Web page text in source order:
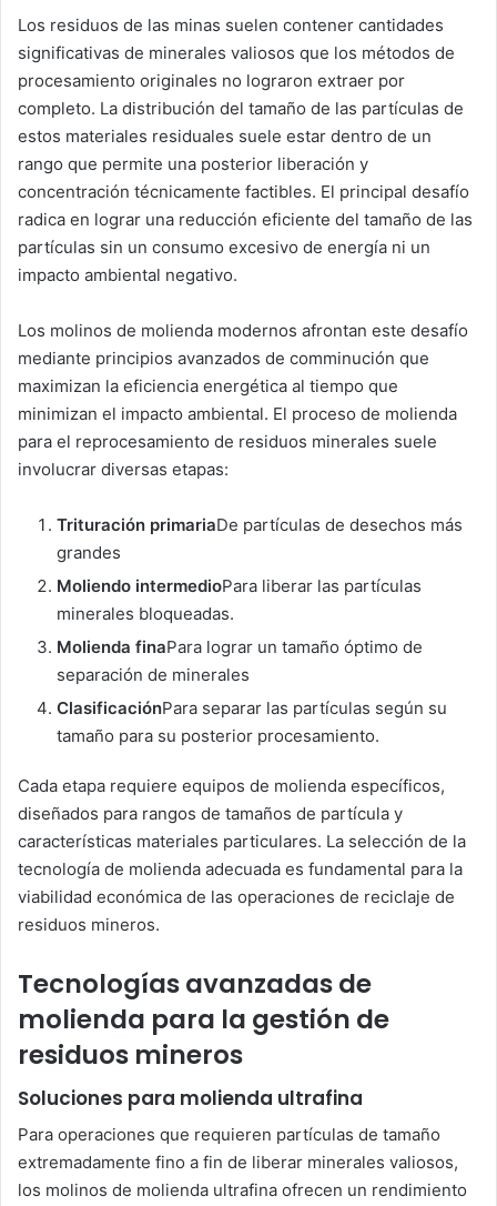
Los residuos de las minas suelen contener cantidades
significativas de minerales valiosos que los métodos de
procesamiento originales no lograron extraer por
completo. La distribución del tamaño de las partículas de
estos materiales residuales suele estar dentro de un
rango que permite una posterior liberación y
concentración técnicamente factibles. El principal desafío
radica en lograr una reducción eficiente del tamaño de las
partículas sin un consumo excesivo de energía ni un
impacto ambiental negativo.
Los molinos de molienda modernos afrontan este desafío
mediante principios avanzados de comminución que
maximizan la eficiencia energética al tiempo que
minimizan el impacto ambiental. El proceso de molienda
para el reprocesamiento de residuos minerales suele
involucrar diversas etapas:
Trituración primariaDe partículas de desechos más
grandes
Moliendo intermedioPara liberar las partículas
minerales bloqueadas.
Molienda finaPara lograr un tamaño óptimo de
separación de minerales
ClasificaciónPara separar las partículas según su
tamaño para su posterior procesamiento.
Cada etapa requiere equipos de molienda específicos,
diseñados para rangos de tamaños de partícula y
características materiales particulares. La selección de la
tecnología de molienda adecuada es fundamental para la
viabilidad económica de las operaciones de reciclaje de
residuos mineros.
Tecnologías avanzadas de
molienda para la gestión de
residuos mineros
Soluciones para molienda ultrafina
Para operaciones que requieren partículas de tamaño
extremadamente fino a fin de liberar minerales valiosos,
los molinos de molienda ultrafina ofrecen un rendimiento